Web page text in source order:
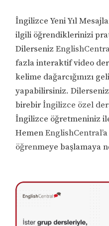
İngilizce Yeni Yıl
ilgili öğrendiklerinizi
Dilerseniz
fazla interaktif video
kelime dağarcığınızı
yapabilirsiniz.
birebirİngilizce özel
İngilizce öğretmeniniz
HemenEnglishCentral
öğrenmeye başlamaya